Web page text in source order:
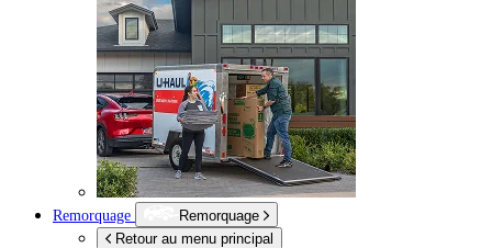
Remorquage
Remorquage
Retour au menu principal